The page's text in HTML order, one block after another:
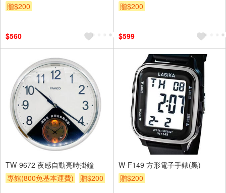
贈$200
$560
贈$200
$599
TW-9672 夜感自動亮時掛鐘
專館(800免基本運費)
贈$200
W-F149 方形電子手錶(黑)
贈$200